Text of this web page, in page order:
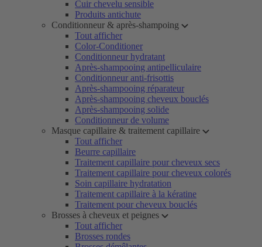
Cuir chevelu sensible
Produits antichute
Conditionneur & après-shampoing
Tout afficher
Color-Conditioner
Conditionneur hydratant
Après-shampooing antipelliculaire
Conditionneur anti-frisottis
Après-shampooing réparateur
Après-shampooing cheveux bouclés
Après-shampooing solide
Conditionneur de volume
Masque capillaire & traitement capillaire
Tout afficher
Beurre capillaire
Traitement capillaire pour cheveux secs
Traitement capillaire pour cheveux colorés
Soin capillaire hydratation
Traitement capillaire à la kératine
Traitement pour cheveux bouclés
Brosses à cheveux et peignes
Tout afficher
Brosses rondes